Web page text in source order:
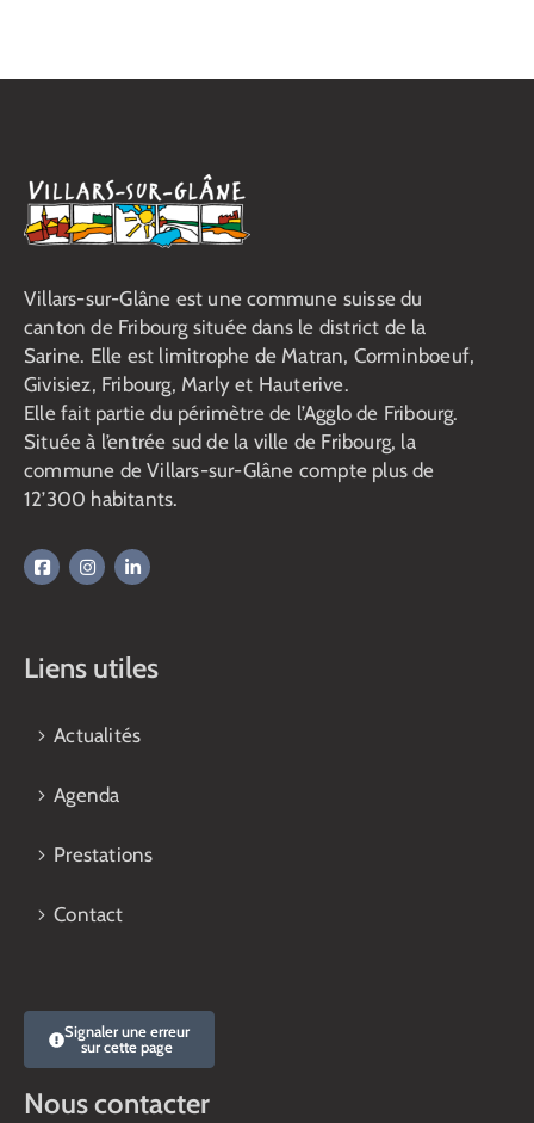
Villars-sur-Glâne est une commune suisse du
canton de Fribourg située dans le district de la
Sarine. Elle est limitrophe de Matran, Corminboeuf,
Givisiez, Fribourg, Marly et Hauterive.
Elle fait partie du périmètre de l’Agglo de Fribourg.
Située à l’entrée sud de la ville de Fribourg, la
commune de Villars-sur-Glâne compte plus de
12’300 habitants.
Liens utiles
Actualités
Agenda
Prestations
Contact
Signaler une erreur
sur cette page
Nous contacter